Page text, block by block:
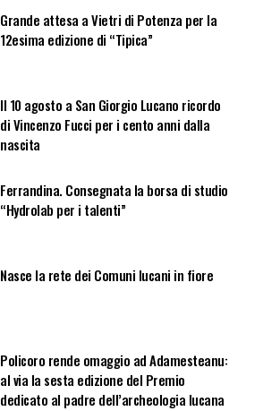
Grande attesa a Vietri di Potenza per la
12esima edizione di “Tipica”
Il 10 agosto a San Giorgio Lucano ricordo
di Vincenzo Fucci per i cento anni dalla
nascita
Ferrandina. Consegnata la borsa di studio
“Hydrolab per i talenti”
Nasce la rete dei Comuni lucani in fiore
Policoro rende omaggio ad Adamesteanu:
al via la sesta edizione del Premio
dedicato al padre dell’archeologia lucana